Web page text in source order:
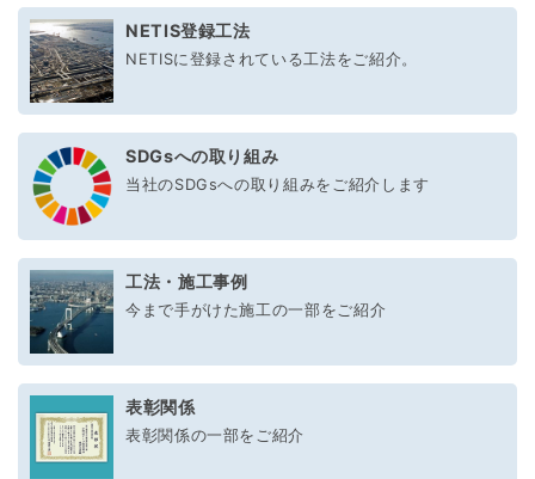
NETIS登録工法
NETISに登録されている工法をご紹介。
SDGsへの取り組み
当社のSDGsへの取り組みをご紹介します
工法・施工事例
今まで手がけた施工の一部をご紹介
表彰関係
表彰関係の一部をご紹介